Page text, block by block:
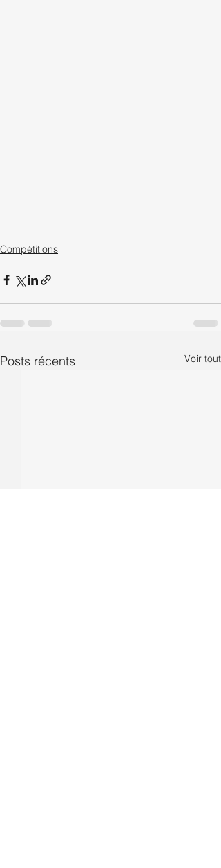
Compétitions
Posts récents Voir tout